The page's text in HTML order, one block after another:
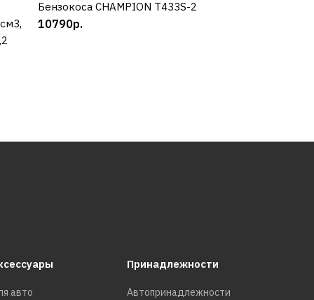
КУПИТЬ
Бензокоса CHAMPION Т433S-2
10790р.
авто
Принадлежности
Автопринадлежности